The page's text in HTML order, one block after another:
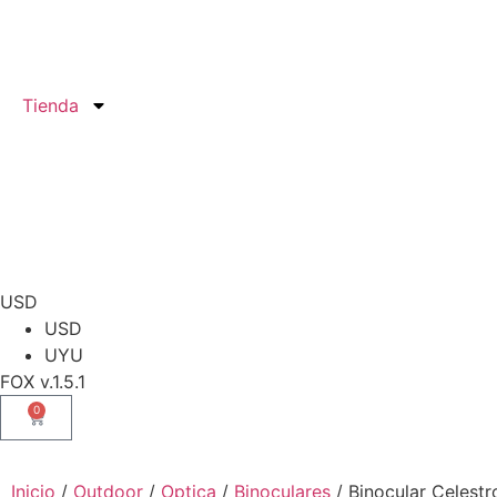
Tienda
USD
USD
UYU
FOX v.1.5.1
0
Inicio / Outdoor / Optica / Binoculares / Binocular